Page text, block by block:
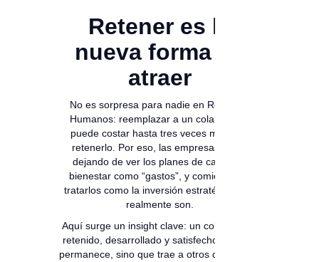
Retener es la
nueva forma de
atraer
No es sorpresa para nadie en Recursos
Humanos: reemplazar a un colaborador
puede costar hasta tres veces más que
retenerlo. Por eso, las empresas están
dejando de ver los planes de carrera y
bienestar como “gastos”, y comienzan a
tratarlos como la inversión estratégica que
realmente son.
Aquí surge un insight clave: un colaborador
retenido, desarrollado y satisfecho, no solo
permanece, sino que trae a otros como él. Y